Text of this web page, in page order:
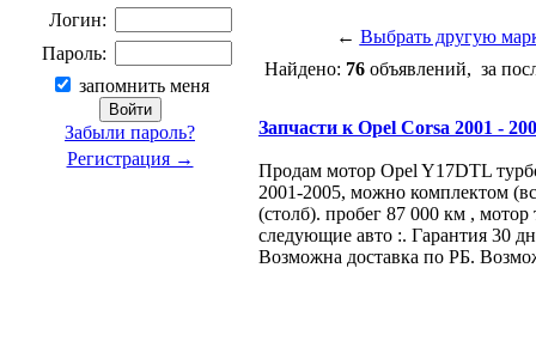
Логин:
Пароль:
запомнить меня
Забыли пароль?
Регистрация →
← Выбрать другую
Найдено: 76объявлений, за
Запчасти к Opel Corsa 2001 -
Продам мотор Opel Y17DTL
2001-2005, можно комплектом
(столб). пробег 87 000 км , мотор
следующие авто :. Гарантия 30
Возможна доставка по РБ.